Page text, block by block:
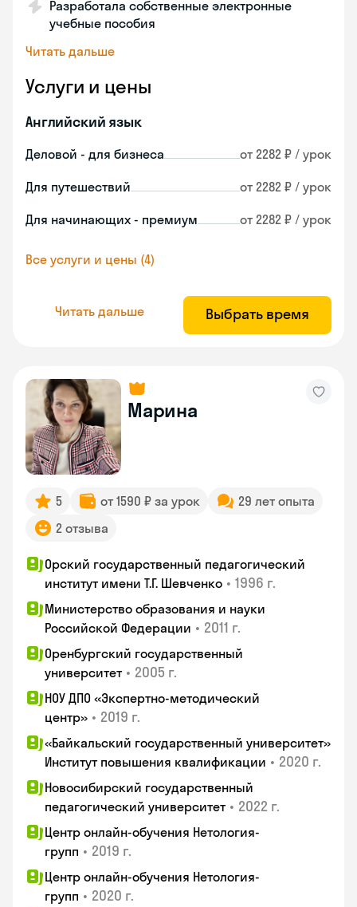
Разработала собственные электронные
учебные пособия
Читать дальше
Услуги и цены
Английский язык
Деловой - для бизнеса от 2282 ₽ / урок
Для путешествий от 2282 ₽ / урок
Для начинающих - премиум от 2282 ₽ / урок
Все услуги и цены (4)
Читать дальше Выбрать время
Марина
5 от 1590 ₽ за урок
29 лет опыта
2 отзыва
Орский государственный педагогический
институт имени Т.Г. Шевченко • 1996 г.
Министерство образования и науки
Российской Федерации • 2011 г.
Оренбургский государственный
университет • 2005 г.
НОУ ДПО «Экспертно-методический
центр» • 2019 г.
«Байкальский государственный университет»
Институт повышения квалификации • 2020 г.
Новосибирский государственный
педагогический университет • 2022 г.
Центр онлайн-обучения Нетология-
групп • 2019 г.
Центр онлайн-обучения Нетология-
групп • 2020 г.